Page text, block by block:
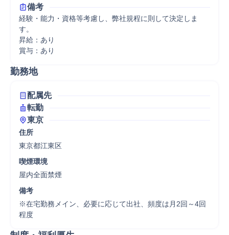
備考
経験・能力・資格等考慮し、弊社規程に則して決定しま
す。
昇給：あり
賞与：あり
勤務地
配属先
転勤
東京
住所
東京都江東区
喫煙環境
屋内全面禁煙
備考
※在宅勤務メイン、必要に応じて出社、頻度は月2回～4回
程度